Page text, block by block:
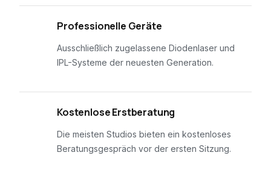
Professionelle Geräte
Ausschließlich zugelassene Diodenlaser und
IPL-Systeme der neuesten Generation.
Kostenlose Erstberatung
Die meisten Studios bieten ein kostenloses
Beratungsgespräch vor der ersten Sitzung.